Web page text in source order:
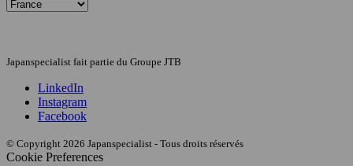
Japanspecialist fait partie du Groupe JTB
LinkedIn
Instagram
Facebook
© Copyright 2026 Japanspecialist - Tous droits réservés
Cookie Preferences